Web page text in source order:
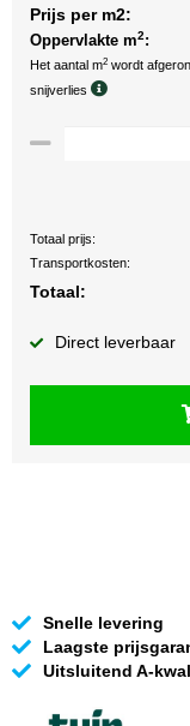
Prijs per m2:
Oppervlakte m2:
Het aantal m2 wordt
snijverlies
Totaal prijs:
Transportkosten:
Totaal:
Direct leverbaar
Snelle levering
Laagste
Uitsluitend A-